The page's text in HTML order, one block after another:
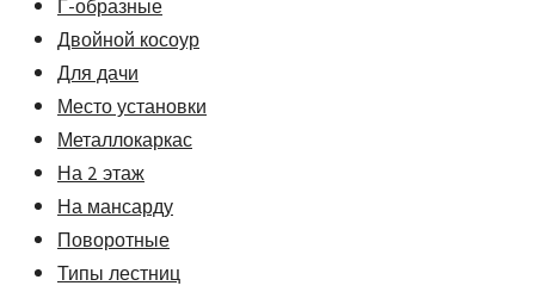
Г-образные
Двойной косоур
Для дачи
Место установки
Металлокаркас
На 2 этаж
На мансарду
Поворотные
Типы лестниц